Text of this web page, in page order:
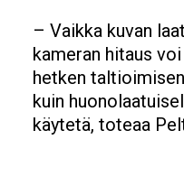
– Vaikka kuvan
kameran hitaus
hetken
kuin
käytetä, toteaa